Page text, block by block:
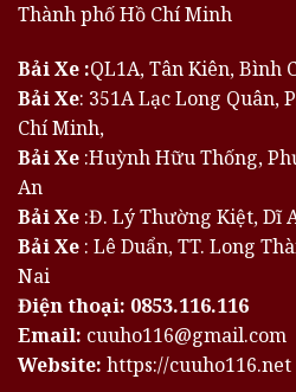
Thành phố Hồ Chí Minh
Bải Xe :QL1A, Tân Kiên, Bình
Bải Xe: 351A Lạc Long Quân,
Chí Minh,
Bải Xe :Huỳnh Hữu Thống,
An
Bải Xe :Đ. Lý Thường Kiệt, Dĩ
Bải Xe : Lê Duẩn, TT. Long
Nai
Điện thoại: 0853.116.116
Email: cuuho116@gmail.com
Website: https://cuuho116.net